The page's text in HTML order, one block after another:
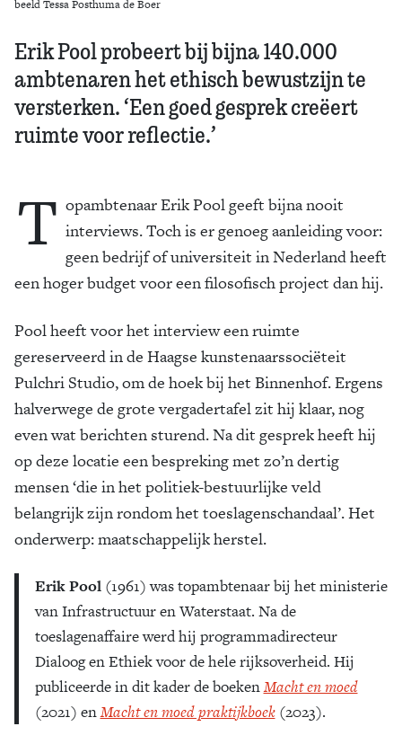
beeld Tessa Posthuma de Boer
Erik Pool probeert bij bijna 140.000
ambtenaren het ethisch bewustzijn te
versterken. ‘Een goed gesprek creëert
ruimte voor reflectie.’
T opambtenaar Erik Pool geeft bijna nooit
interviews. Toch is er genoeg aanleiding voor:
geen bedrijf of universiteit in Nederland heeft
een hoger budget voor een filosofisch project dan hij.
Pool heeft voor het interview een ruimte
gereserveerd in de Haagse kunstenaarssociëteit
Pulchri Studio, om de hoek bij het Binnenhof. Ergens
halverwege de grote vergadertafel zit hij klaar, nog
even wat berichten sturend. Na dit gesprek heeft hij
op deze locatie een bespreking met zo’n dertig
mensen ‘die in het politiek-bestuurlijke veld
belangrijk zijn rondom het toeslagenschandaal’. Het
onderwerp: maatschappelijk herstel.
Erik Pool(1961) was topambtenaar bij het ministerie
van Infrastructuur en Waterstaat. Na de
toeslagenaffaire werd hij programmadirecteur
Dialoog en Ethiek voor de hele rijksoverheid. Hij
publiceerde in dit kader de boekenMacht en moed
(2021) enMacht en moed praktijkboek(2023).